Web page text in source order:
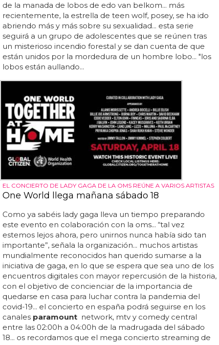
de la manada de lobos de edo van belkom... más
recientemente, la estrella de teen wolf, posey, se ha ido
abriendo más y más sobre su sexualidad... esta serie
seguirá a un grupo de adolescentes que se reúnen tras
un misterioso incendio forestal y se dan cuenta de que
están unidos por la mordedura de un hombre lobo... "los
lobos están aullando...
EL CONCIERTO DE LADY GAGA DE LA OMS REÚNE A VARIOS ARTISTAS
One World llega mañana sábado 18
Como ya sabéis lady gaga lleva un tiempo preparando
este evento en colaboración con la oms... “tal vez
estemos lejos ahora, pero unirnos nunca había sido tan
importante”, señala la organización... muchos artistas
mundialmente reconocidos han querido sumarse a la
iniciativa de gaga, en lo que se espera que sea uno de los
encuentros digitales con mayor repercusión de la historia,
con el objetivo de concienciar de la importancia de
quedarse en casa para luchar contra la pandemia del
covid-19... el concierto en españa podrá seguirse en los
canales paramount network, mtv y comedy central
entre las 02:00h a 04:00h de la madrugada del sábado
18... os recordamos que el mega concierto streaming de